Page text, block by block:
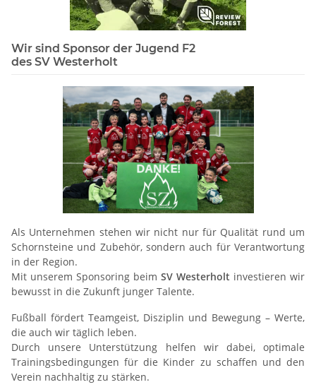
Wir sind Sponsor der Jugend F2
des SV Westerholt
Als Unternehmen stehen wir nicht nur für Qualität rund um
Schornsteine und Zubehör, sondern auch für Verantwortung
in der Region.
Mit unserem Sponsoring beim SV Westerholt investieren wir
bewusst in die Zukunft junger Talente.
Fußball fördert Teamgeist, Disziplin und Bewegung – Werte,
die auch wir täglich leben.
Durch unsere Unterstützung helfen wir dabei, optimale
Trainingsbedingungen für die Kinder zu schaffen und den
Verein nachhaltig zu stärken.